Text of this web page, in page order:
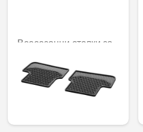
Всесезонни стелки за
комплект от 2